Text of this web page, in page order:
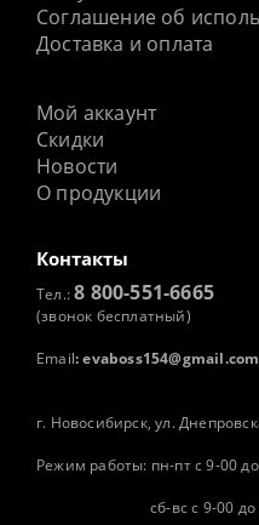
Соглашение об
Доставка и оплата
Мой аккаунт
Скидки
Новости
О продукции
Контакты
Тел.:8 800-551-6665
(звонок бесплатный)
Email: evaboss154@gmail.com
г. Новосибирск, ул.
Режим работы: пн-пт с 9-00
сб-вс с 9-00